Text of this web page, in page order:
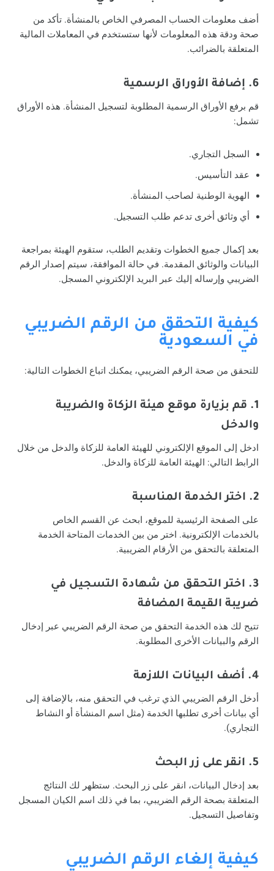
أضف معلومات الحساب المصرفي الخاص بالمنشأة. تأكد من
صحة ودقة هذه المعلومات لأنها ستستخدم في المعاملات المالية
المتعلقة بالضرائب.
6. إضافة الأوراق الرسمية
قم برفع الأوراق الرسمية المطلوبة لتسجيل المنشأة. هذه الأوراق
تشمل:
السجل التجاري.
عقد التأسيس.
الهوية الوطنية لصاحب المنشأة.
أي وثائق أخرى تدعم طلب التسجيل.
بعد إكمال جميع الخطوات وتقديم الطلب، ستقوم الهيئة بمراجعة
البيانات والوثائق المقدمة. في حالة الموافقة، سيتم إصدار الرقم
الضريبي وإرساله إليك عبر البريد الإلكتروني المسجل.
كيفية التحقق من الرقم الضريبي
في السعودية
للتحقق من صحة الرقم الضريبي، يمكنك اتباع الخطوات التالية:
1. قم بزيارة موقع هيئة الزكاة والضريبة
والدخل
ادخل إلى الموقع الإلكتروني للهيئة العامة للزكاة والدخل من خلال
الرابط التالي: الهيئة العامة للزكاة والدخل.
2. اختر الخدمة المناسبة
على الصفحة الرئيسية للموقع، ابحث عن القسم الخاص
بالخدمات الإلكترونية. اختر من بين الخدمات المتاحة الخدمة
المتعلقة بالتحقق من الأرقام الضريبية.
3. اختر التحقق من شهادة التسجيل في
ضريبة القيمة المضافة
تتيح لك هذه الخدمة التحقق من صحة الرقم الضريبي عبر إدخال
الرقم والبيانات الأخرى المطلوبة.
4. أضف البيانات اللازمة
أدخل الرقم الضريبي الذي ترغب في التحقق منه، بالإضافة إلى
أي بيانات أخرى تطلبها الخدمة (مثل اسم المنشأة أو النشاط
التجاري).
5. انقر على زر البحث
بعد إدخال البيانات، انقر على زر البحث. ستظهر لك النتائج
المتعلقة بصحة الرقم الضريبي، بما في ذلك اسم الكيان المسجل
وتفاصيل التسجيل.
كيفية إلغاء الرقم الضريبي